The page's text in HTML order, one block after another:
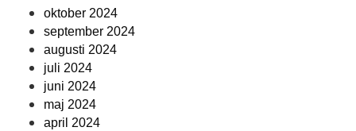
oktober 2024
september 2024
augusti 2024
juli 2024
juni 2024
maj 2024
april 2024